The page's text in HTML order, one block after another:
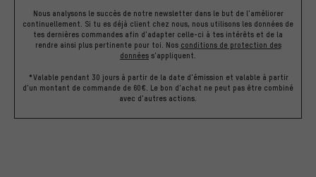
Nous analysons le succès de notre newsletter dans le but de l'améliorer
continuellement. Si tu es déjà client chez nous, nous utilisons les données de
tes dernières commandes afin d'adapter celle-ci à tes intérêts et de la
rendre ainsi plus pertinente pour toi. Nos conditions de protection des
données s'appliquent.
*Valable pendant 30 jours à partir de la date d'émission et valable à partir
d'un montant de commande de 60€. Le bon d'achat ne peut pas être combiné
avec d'autres actions.